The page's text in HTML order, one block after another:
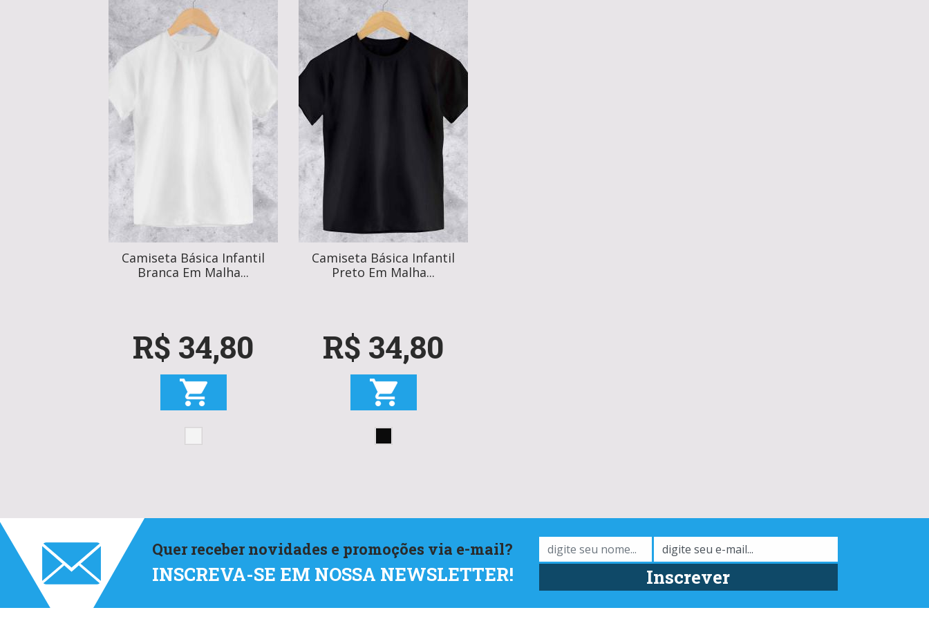
Camiseta Básica Infantil
Branca Em Malha...
R$ 34,80
Camiseta Básica Infantil
Preto Em Malha...
R$ 34,80
Quer receber novidades e promoções via e-mail?
INSCREVA-SE EM NOSSA NEWSLETTER! Inscrever